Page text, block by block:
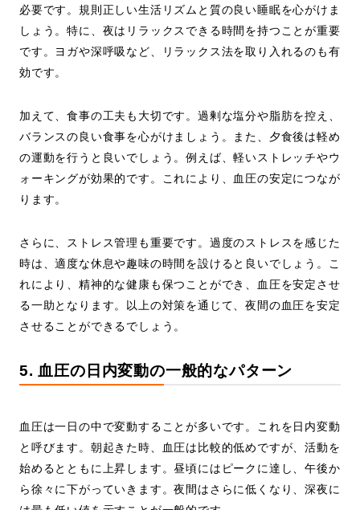
必要です。規則正しい生活リズムと質の良い睡眠を心がけま
しょう。特に、夜はリラックスできる時間を持つことが重要
です。ヨガや深呼吸など、リラックス法を取り入れるのも有
効です。
加えて、食事の工夫も大切です。過剰な塩分や脂肪を控え、
バランスの良い食事を心がけましょう。また、夕食後は軽め
の運動を行うと良いでしょう。例えば、軽いストレッチやウ
ォーキングが効果的です。これにより、血圧の安定につなが
ります。
さらに、ストレス管理も重要です。過度のストレスを感じた
時は、適度な休息や趣味の時間を設けると良いでしょう。こ
れにより、精神的な健康も保つことができ、血圧を安定させ
る一助となります。以上の対策を通じて、夜間の血圧を安定
させることができるでしょう。
5. 血圧の日内変動の一般的なパターン
血圧は一日の中で変動することが多いです。これを日内変動
と呼びます。朝起きた時、血圧は比較的低めですが、活動を
始めるとともに上昇します。昼頃にはピークに達し、午後か
ら徐々に下がっていきます。夜間はさらに低くなり、深夜に